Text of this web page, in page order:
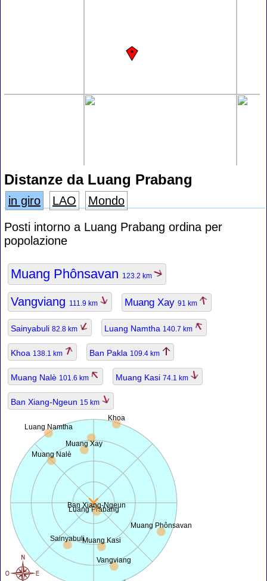
Distanze da Luang Prabang
in giro LAO
Mondo
Posti intorno a Luang Prabang ordina per
popolazione
Muang Phônsavan 123.2 km
Vangviang 111.9 km Muang Xay 91 km
Sainyabuli 82.8 km Luang Namtha 140.7 km
Khoa 138.1 km Ban Pakla 109.4 km
Muang Nalè 101.6 km Muang Kasi 74.1 km
Ban Xiang-Ngeun 15 km
Luang Prabang
Muang Phônsavan
Vangviang
Muang Xay
Sainyabuli
Luang Namtha
Khoa
Muang Nalè
Muang Kasi
Ban Xiang-Ngeun